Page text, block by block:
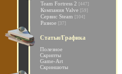
Team Fortress 2 [447]
Компания Valve [59]
Сервис Steam [104]
Разное [37]
Статьи/Графика
Полезное
Скрипты
Game-Art
Скриншоты